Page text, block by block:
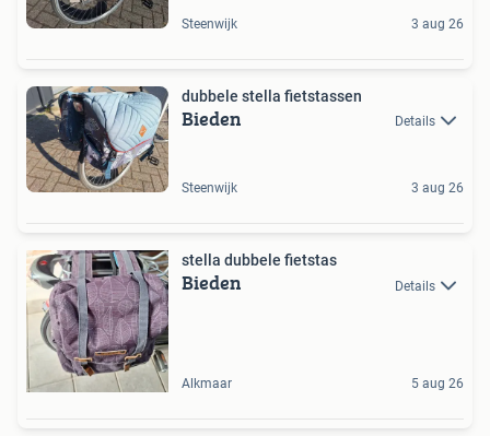
Steenwijk 3 aug 26
dubbele stella fietstassen
Bieden Details
Steenwijk 3 aug 26
stella dubbele fietstas
Bieden Details
Alkmaar 5 aug 26